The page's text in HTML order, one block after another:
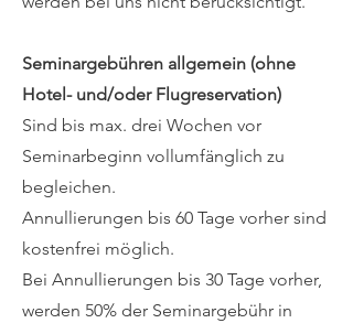
Seminargebühren allgemein (ohne
Hotel- und/oder Flugreservation)
Sind bis max. drei Wochen vor
Seminarbeginn vollumfänglich zu
begleichen.
Annullierungen bis 60 Tage vorher sind
kostenfrei möglich.
Bei Annullierungen bis 30 Tage vorher,
werden 50% der Seminargebühr in